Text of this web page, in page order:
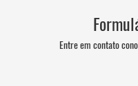
Entre em contato